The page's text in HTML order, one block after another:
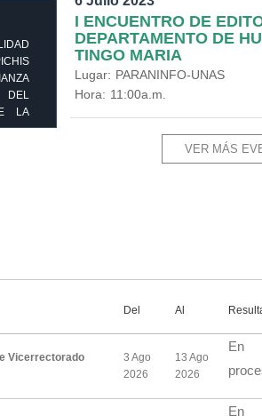
DEL
LA
I ENCUENTRO DE
DEPARTAMENTO DE
TINGO MARIA
Lugar: PARANINFO-UNAS
Hora: 11:00a.m.
VER MÁS
Del Al
Vicerrectorado
3 Ago
2026
13 Ago
2026
En
En